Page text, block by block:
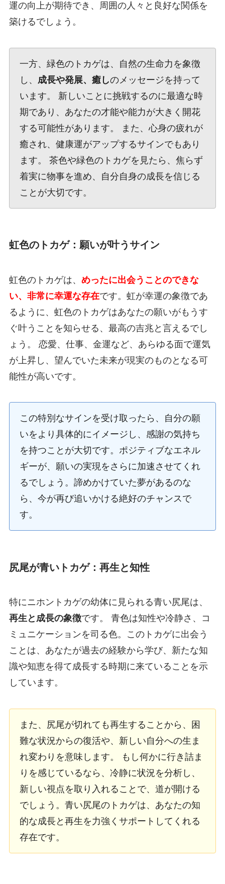
運の向上が期待でき、周囲の人々と良好な関係を
築けるでしょう。
一方、緑色のトカゲは、自然の生命力を象徴
し、 成長や発展、癒しのメッセージを持って
います。 新しいことに挑戦するのに最適な時
期であり、あなたの才能や能力が大きく開花
する可能性があります。 また、心身の疲れが
癒され、健康運がアップするサインでもあり
ます。 茶色や緑色のトカゲを見たら、焦らず
着実に物事を進め、自分自身の成長を信じる
ことが大切です。
虹色のトカゲ：願いが叶うサイン
虹色のトカゲは、 めったに出会うことのできな
い、非常に幸運な存在です。虹が幸運の象徴であ
るように、虹色のトカゲはあなたの願いがもうす
ぐ叶うことを知らせる、最高の吉兆と言えるでし
ょう。 恋愛、仕事、金運など、あらゆる面で運気
が上昇し、望んでいた未来が現実のものとなる可
能性が高いです。
この特別なサインを受け取ったら、自分の願
いをより具体的にイメージし、感謝の気持ち
を持つことが大切です。ポジティブなエネル
ギーが、願いの実現をさらに加速させてくれ
るでしょう。諦めかけていた夢があるのな
ら、今が再び追いかける絶好のチャンスで
す。
尻尾が青いトカゲ：再生と知性
特にニホントカゲの幼体に見られる青い尻尾は、
再生と成長の象徴です。 青色は知性や冷静さ、コ
ミュニケーションを司る色。このトカゲに出会う
ことは、あなたが過去の経験から学び、新たな知
識や知恵を得て成長する時期に来ていることを示
しています。
また、尻尾が切れても再生することから、困
難な状況からの復活や、新しい自分への生ま
れ変わりを意味します。 もし何かに行き詰ま
りを感じているなら、冷静に状況を分析し、
新しい視点を取り入れることで、道が開ける
でしょう。青い尻尾のトカゲは、あなたの知
的な成長と再生を力強くサポートしてくれる
存在です。